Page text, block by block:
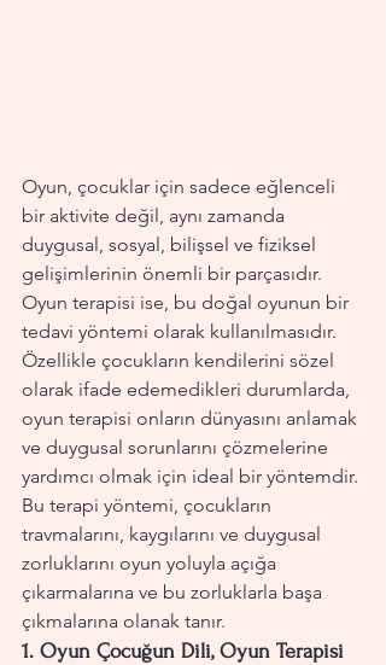
Oyun, çocuklar için sadece eğlenceli
bir aktivite değil, aynı zamanda
duygusal, sosyal, bilişsel ve fiziksel
gelişimlerinin önemli bir parçasıdır.
Oyun terapisi ise, bu doğal oyunun bir
tedavi yöntemi olarak kullanılmasıdır.
Özellikle çocukların kendilerini sözel
olarak ifade edemedikleri durumlarda,
oyun terapisi onların dünyasını anlamak
ve duygusal sorunlarını çözmelerine
yardımcı olmak için ideal bir yöntemdir.
Bu terapi yöntemi, çocukların
travmalarını, kaygılarını ve duygusal
zorluklarını oyun yoluyla açığa
çıkarmalarına ve bu zorluklarla başa
çıkmalarına olanak tanır.
1. Oyun Çocuğun Dili, Oyun Terapisi